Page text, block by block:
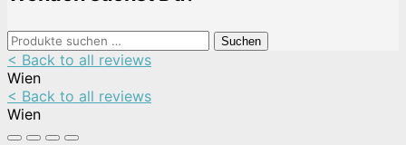
Suchen
nach:
Suchen
< Back to all reviews
Wien
< Back to all reviews
Wien